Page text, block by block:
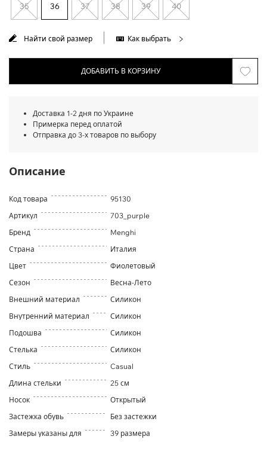
35 36 37 38 39 40
Найти свой размер Как выбрать
ДОБАВИТЬ В КОРЗИНУ
Доставка 1-2 дня по Украине
Примерка перед оплатой
Отправка до 3-х товаров по выбору
Описание
Код товара
95130
Артикул
703_purple
Бренд
Menghi
Страна
Италия
Цвет
Фиолетовый
Сезон
Весна-Лето
Внешний материал
Силикон
Внутренний материал
Силикон
Подошва
Силикон
Стелька
Силикон
Стиль
Casual
Длина стельки
25 см
Носок
Открытый
Застежка обувь
Без застежки
Замеры указаны для
39 размера